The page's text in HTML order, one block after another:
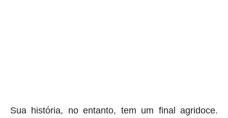
Sua história, no entanto, tem um final agridoce.